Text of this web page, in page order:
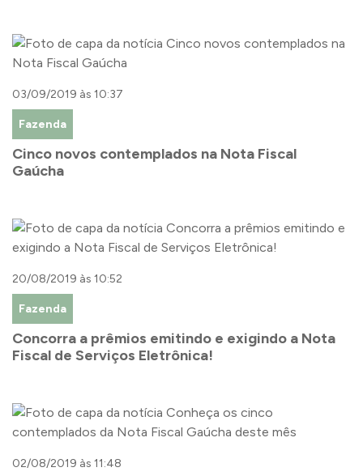
03/09/2019 às 10:37
Fazenda
Cinco novos contemplados na Nota Fiscal
Gaúcha
20/08/2019 às 10:52
Fazenda
Concorra a prêmios emitindo e exigindo a Nota
Fiscal de Serviços Eletrônica!
02/08/2019 às 11:48